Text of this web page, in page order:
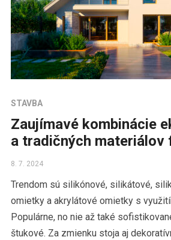
STAVBA
Zaujímavé kombinácie
a tradičných materiálov
8. 7. 2024
Trendom sú silikónové, silikátové,
omietky a akrylátové omietky s
Populárne, no nie až také
štukové. Za zmienku stoja aj